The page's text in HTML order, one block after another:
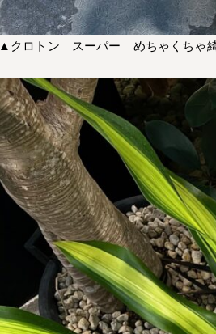
▲クロトン スーパー めちゃくちゃ綺